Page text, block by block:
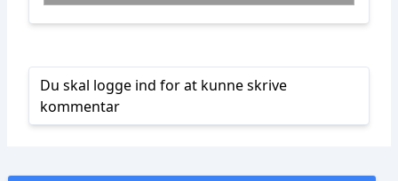
Du skal logge ind for at kunne skrive
kommentar